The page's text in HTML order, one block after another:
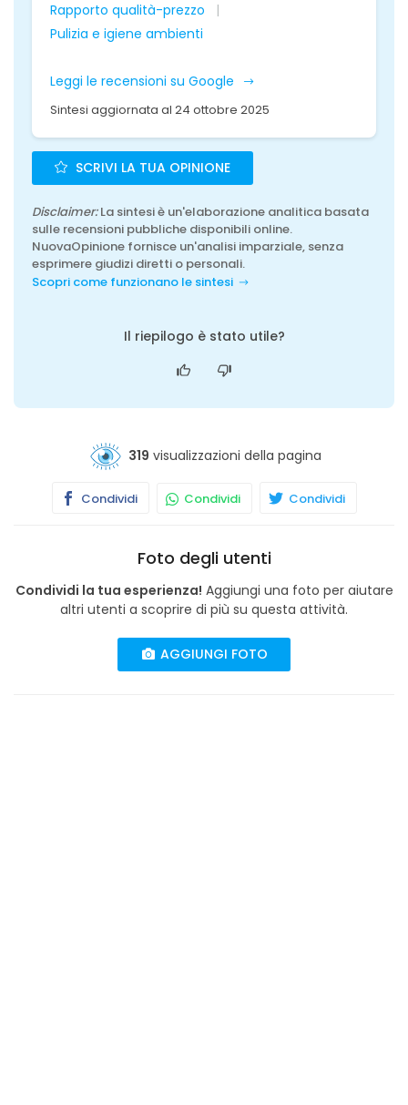
Rapporto qualità-prezzo
Pulizia e igiene ambienti
Leggi le recensioni su Google
Sintesi aggiornata al 24 ottobre 2025
SCRIVI LA TUA OPINIONE
Disclaimer:La sintesi è un'elaborazione analitica basata
sulle recensioni pubbliche disponibili online.
NuovaOpinione fornisce un'analisi imparziale, senza
esprimere giudizi diretti o personali.
Scopri come funzionano le sintesi
Il riepilogo è stato utile?
319 visualizzazioni della pagina
Condividi Condividi Condividi
Foto degli utenti
Condividi la tua esperienza! Aggiungi una foto per aiutare
altri utenti a scoprire di più su questa attività.
AGGIUNGI FOTO